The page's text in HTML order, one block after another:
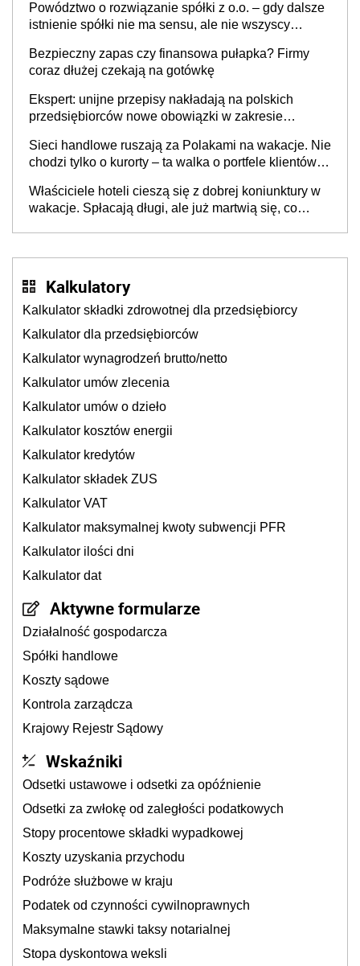
Powództwo o rozwiązanie spółki z o.o. – gdy dalsze
istnienie spółki nie ma sensu, ale nie wszyscy
Bezpieczny zapas czy finansowa pułapka? Firmy
coraz dłużej czekają na gotówkę
Ekspert: unijne przepisy nakładają na polskich
przedsiębiorców nowe obowiązki w zakresie
Sieci handlowe ruszają za Polakami na wakacje. Nie
chodzi tylko o kurorty – ta walka o portfele klientów
cichu
Właściciele hoteli cieszą się z dobrej koniunktury w
wakacje. Spłacają długi, ale już martwią się, co
Kalkulatory
Kalkulator składki zdrowotnej dla przedsiębiorcy
Kalkulator dla przedsiębiorców
Kalkulator wynagrodzeń brutto/netto
Kalkulator umów zlecenia
Kalkulator umów o dzieło
Kalkulator kosztów energii
Kalkulator kredytów
Kalkulator składek ZUS
Kalkulator VAT
Kalkulator maksymalnej kwoty subwencji PFR
Kalkulator ilości dni
Kalkulator dat
Aktywne formularze
Działalność gospodarcza
Spółki handlowe
Koszty sądowe
Kontrola zarządcza
Krajowy Rejestr Sądowy
Wskaźniki
Odsetki ustawowe i odsetki za opóźnienie
Odsetki za zwłokę od zaległości podatkowych
Stopy procentowe składki wypadkowej
Koszty uzyskania przychodu
Podróże służbowe w kraju
Podatek od czynności cywilnoprawnych
Maksymalne stawki taksy notarialnej
Stopa dyskontowa weksli